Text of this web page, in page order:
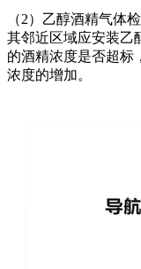
（2）乙醇酒精气体
其邻近区域应安装乙
的酒精浓度是否超标
浓度的增加。